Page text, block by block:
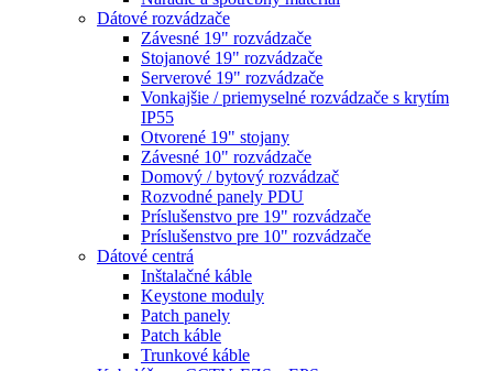
Dátové rozvádzače
Závesné 19" rozvádzače
Stojanové 19" rozvádzače
Serverové 19" rozvádzače
Vonkajšie / priemyselné rozvádzače s krytím
IP55
Otvorené 19" stojany
Závesné 10" rozvádzače
Domový / bytový rozvádzač
Rozvodné panely PDU
Príslušenstvo pre 19" rozvádzače
Príslušenstvo pre 10" rozvádzače
Dátové centrá
Inštalačné káble
Keystone moduly
Patch panely
Patch káble
Trunkové káble